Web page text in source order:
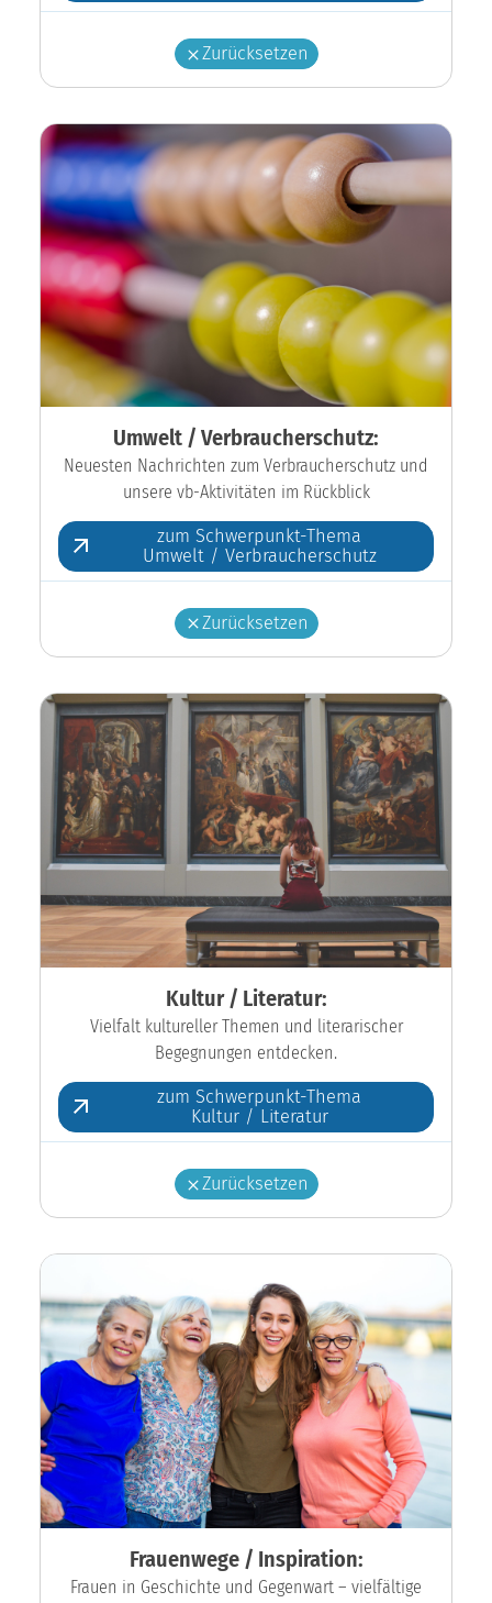
Zurücksetzen
Umwelt / Verbraucherschutz:
Neuesten Nachrichten zum Verbraucherschutz und
unsere vb-Aktivitäten im Rückblick
zum Schwerpunkt-Thema
Umwelt / Verbraucherschutz
Zurücksetzen
Kultur / Literatur:
Vielfalt kultureller Themen und literarischer
Begegnungen entdecken.
zum Schwerpunkt-Thema
Kultur / Literatur
Zurücksetzen
Frauenwege / Inspiration:
Frauen in Geschichte und Gegenwart – vielfältige